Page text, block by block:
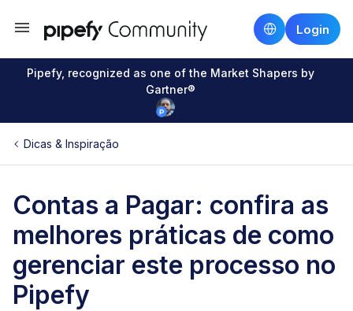
Login
Pipefy, recognized as one of the Market Shapers by
Gartner®
Dicas & Inspiração
Contas a Pagar: confira as
melhores práticas de como
gerenciar este processo no
Pipefy